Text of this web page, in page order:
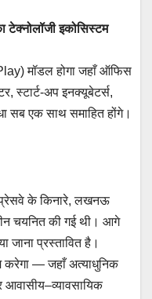
टेक्नोलॉजी इकोसिस्टम
मॉडल होगा जहाँ ऑफिस
स्टार्ट-अप इनक्यूबेटर्स,
सब एक साथ समाहित होंगे।
के किनारे, लखनऊ
चयनित की गई थी। आगे
जाना प्रस्तावित है।
करेगा — जहाँ अत्याधुनिक
आवासीय–व्यावसायिक